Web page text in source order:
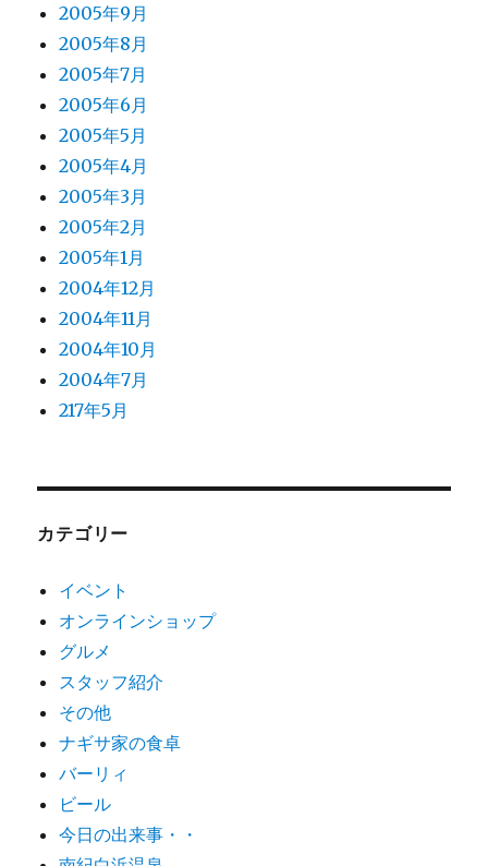
2005年9月
2005年8月
2005年7月
2005年6月
2005年5月
2005年4月
2005年3月
2005年2月
2005年1月
2004年12月
2004年11月
2004年10月
2004年7月
217年5月
カテゴリー
イベント
オンラインショップ
グルメ
スタッフ紹介
その他
ナギサ家の食卓
バーリィ
ビール
今日の出来事・・